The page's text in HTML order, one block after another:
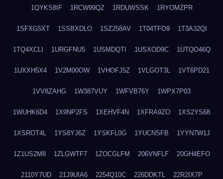
1QYKS8IF 1RCW99QZ 1RDUWSSK 1RYOMZPR
1SFXG5XT 1SSBXDLO 1SZ258AV 1T04TFO9 1T3A32QI
1TQ4XCLI 1URGFNU5 1USMDQTI 1USXOD9C 1UTQO46Q
1UXXH5X4 1V2M00OW 1VHOFJ5Z 1VLGOT3L 1VT6PD21
1VV8ZAHG 1W387VUY 1WFVB76Y 1WPX7P03
1WUHK6D4 1X9NP2FS 1XEHVF4N 1XFRA9ZO 1XS2YS68
1XSROT4L 1YS8YJ6Z 1YSKFL0G 1YUCNSFB 1YYN7W1J
1Z1US2M8 1ZLGWTF7 1ZOCGLFM 206VNFLF 20GH4EFO
2110Y7UD 21J9UIA6 2254Q10C 226DDKTL 22R2IX7P